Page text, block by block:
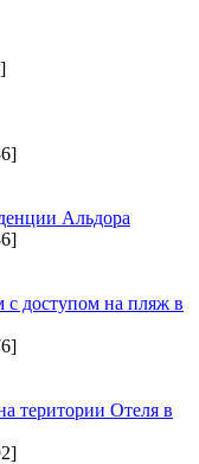
Альдора
с доступом на пляж в
територии Отеля в